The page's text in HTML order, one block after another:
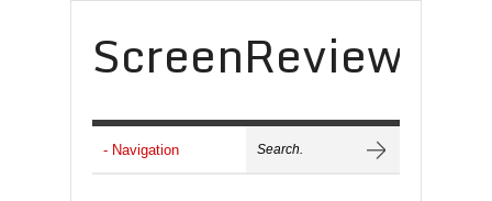
ScreenReview